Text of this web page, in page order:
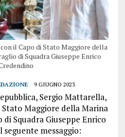
il Capo di Stato Maggiore della
di Squadra Giuseppe Enrico
9 GIUGNO 2023
Sergio Mattarella,
Maggiore della Marina
Squadra Giuseppe Enrico
seguente messaggio: